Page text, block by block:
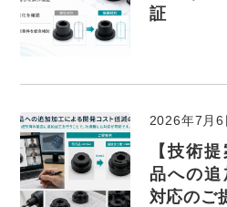
証
2026年7月6
【技術
品への
対応のご